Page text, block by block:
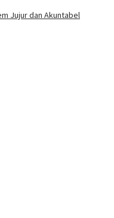
Jujur dan Akuntabel